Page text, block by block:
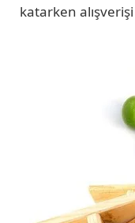
katarken alışverişi